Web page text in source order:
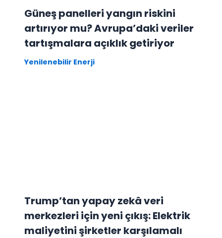
Güneş panelleri yangın riskini
artırıyor mu? Avrupa’daki veriler
tartışmalara açıklık getiriyor
Yenilenebilir Enerji
Trump’tan yapay zekâ veri
merkezleri için yeni çıkış: Elektrik
maliyetini şirketler karşılamalı